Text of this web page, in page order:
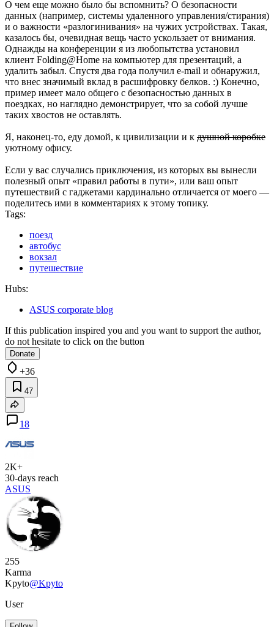
О чем еще можно было бы вспомнить? О безопасности
данных (например, системы удаленного управления/стирания)
и о важности «разлогинивания» на чужих устройствах. Такая,
казалось бы, очевидная вещь часто ускользает от внимания.
Однажды на конференции я из любопытства установил
клиент Folding@Home на компьютер для презентаций, а
удалить забыл. Спустя два года получил e-mail и обнаружил,
что внес значимый вклад в расшифровку белков. :) Конечно,
пример имеет мало общего с безопасностью данных в
поездках, но наглядно демонстрирует, что за собой лучше
таких хвостов не оставлять.
Я, наконец-то, еду домой, к цивилизации и к душной коробке
уютному офису.
Если у вас случались приключения, из которых вы вынесли
полезный опыт «правил работы в пути», или ваш опыт
путешествий с гаджетами кардинально отличается от моего —
поделитесь ими в комментариях к этому топику.
Tags:
поезд
автобус
вокзал
путешествие
Hubs:
ASUS corporate blog
If this publication inspired you and you want to support the author,
do not hesitate to click on the button
Donate
+36
47
18
2K+
30-days reach
ASUS
255
Karma
Kpyto@Kpyto
User